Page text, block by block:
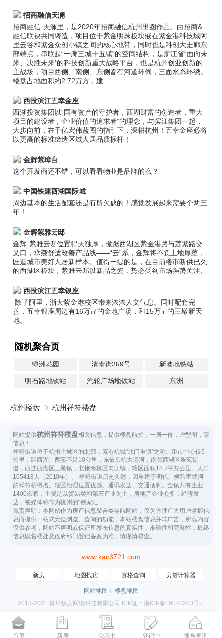
招商融信天澜
招商融信·天澜里，是2020年招商融信杭州出圈作品。由招商&
融信联袂共同铸造，项目位于紫金明珠板块嵌在紫金港科技城阿
里云谷和紫金众创小镇之间的核心地带，同时也是科创大走廊东
部端点，串联起“一廊三城十五镇”的空间结构，是浙江省“面向未
来、决胜未来”的科技创新重大战略平台，也是杭州创业创新的
主战场，项目西侧、南侧、东侧皆有河道环伺，三面水系环绕。
楼盘占地面积约2.72万方，建...
西投滨江五幸金座
西湖投资集团以“国有资产的守护者，西湖财富的创造者，重大
项目的建设者，企业价值的追求者”的理念，与滨江集团一起，
大步向前，在千亿宏伟蓝图的指引下，深耕杭州！五幸金座必将
以更高的标准缔造区域人居品质标杆！
金辉紫璋台
这个开发商还不错，可以看看物业是品牌的么？
中国铁建西湖国际城
周边基本的生活配套还是有所欠缺的！感觉发展起来需要个两三
年！
金辉紫雅云邸
金辉·紫雅云邸位置得天独厚，傲踞西湖区紫金港路与莲紫路交
叉口，承袭舒适改善产品线——“云”系，金辉将不负土地厚蕴，
匠造城市美好人居新样本。值得一提的是，在目前楼市断供已久
的西湖区板块，紫雅云邸以新品之姿，势必受到市场强势关注。
西投滨江五幸银座
除了阿里，浙大紫金港校区带来浓浓人文气息。同时配套完
善，五幸银座周边有16万㎡的金地广场，和15万㎡的三墩新天
地。
随机聚合页
绿洲花园 清泰街259号 新港地铁站
明石路地铁站 汽轮广场地铁站 东洲
杭州楼盘 杭州祥符楼盘
网站提供杭州祥符楼盘相关信息，提供楼盘航拍，一房一价，户型图，等
信息！
祥符街道位于杭州主城区的北部，素有杭城“北门重镇”之称。距市中心仅6
公里，距西湖、西溪不足10公里，东依京杭大运河，南邻西湖区翠苑街
道，西连西湖区三墩镇，北接余杭区勾庄镇，辖区面积18.7平方公里。人口
105418人（2010年）。 祥符街道历史久远，因重建于明代、横跨宦塘河
的祥符桥得名。辖区地理位置优越、通讯发达、交通便利。全镇共有企业
1400余家，主要是以贸易类和第三产业为主，房地产企业众多，经济发
达，被媒体称作为杭州的“徐家汇”。
免责声明：本网站作为房产信息聚合类导航网站，仅为方便广大用户掌握信
息而提供一站式无偿浏览、查阅的功能，本站楼盘信息并非广告，所载内容
仅供参考，网站不声明或保证所发布信息的真实性，准确性和完整性，最终
信息以售楼处及政府部门登记备案为准，请谨慎核查。
www.kan3721.com
新房 地图找房 资格查询 房贷计算器
网站地图
楼盘地图
2013-2021 杭州畅房网络科技有限公司 ICP证：浙ICP备16040283号-1
首页 新房 公示中 登记中 摇号查询